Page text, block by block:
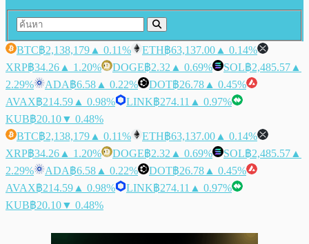
BTC฿2,138,179 ▲ 0.11% ETH฿63,137.00 ▲ 0.14%
XRP฿34.26 ▲ 1.20% DOGE฿2.32 ▲ 0.69% SOL฿2,485.57 ▲
2.29%
ADA฿6.58 ▲ 0.22% DOT฿26.78 ▲ 0.45%
AVAX฿214.59 ▲ 0.98% LINK฿274.11 ▲ 0.97%
KUB฿20.10▼ 0.48%
BTC฿2,138,179 ▲ 0.11% ETH฿63,137.00 ▲ 0.14%
XRP฿34.26 ▲ 1.20% DOGE฿2.32 ▲ 0.69% SOL฿2,485.57 ▲
2.29%
ADA฿6.58 ▲ 0.22% DOT฿26.78 ▲ 0.45%
AVAX฿214.59 ▲ 0.98% LINK฿274.11 ▲ 0.97%
KUB฿20.10▼ 0.48%